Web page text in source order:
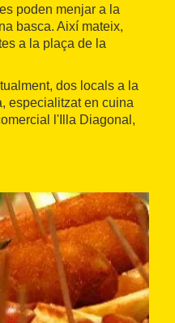
poden menjar a la
basca. Així mateix,
a la plaça de la
dos locals a la
especialitzat en cuina
l'Illa Diagonal,